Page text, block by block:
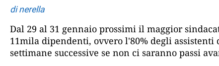
di nerella
Dal 29 al 31 gennaio prossimi il maggior
11mila dipendenti, ovvero l'80% degli
settimane successive se non ci saranno passi